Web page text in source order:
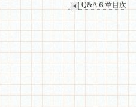
Q&A６章目次